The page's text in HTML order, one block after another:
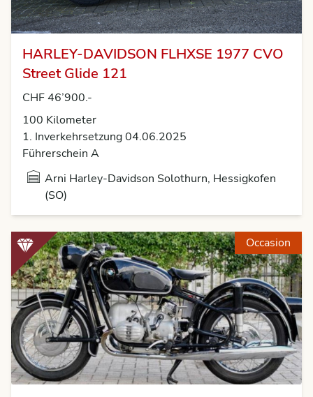
HARLEY-DAVIDSON FLHXSE 1977 CVO
Street Glide 121
CHF 46’900.-
100 Kilometer
1. Inverkehrsetzung 04.06.2025
Führerschein A
Arni Harley-Davidson Solothurn, Hessigkofen
(SO)
Occasion